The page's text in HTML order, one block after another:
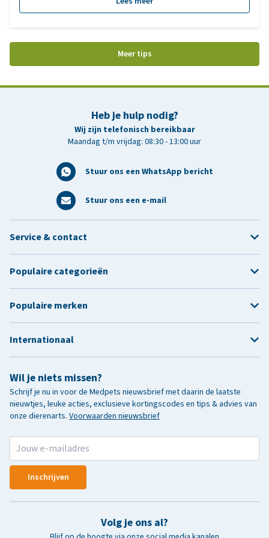
Meer tips
Heb je hulp nodig?
Wij zijn telefonisch bereikbaar
Maandag t/m vrijdag: 08:30 - 13:00 uur
Stuur ons een WhatsApp bericht
Stuur ons een e-mail
Wil je niets missen?
Schrijf je nu in voor de Medpets nieuwsbrief met daarin de laatste
nieuwtjes, leuke acties, exclusieve kortingscodes en tips & advies van
onze dierenarts. Voorwaarden nieuwsbrief
Inschrijven
Volg je ons al?
Service & contact
Populaire categorieën
Populaire merken
Internationaal